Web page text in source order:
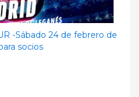
-Sábado 24 de febrero de
socios